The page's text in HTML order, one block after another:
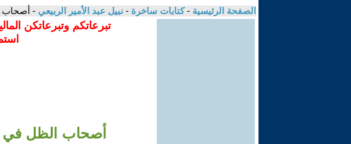
الصفحة الرئيسية -كتابات ساخرة - نبيل عبد الأمير الربيعي - أصحاب
تبرعاتكم وتبرعاتكن
أصحاب الظل في